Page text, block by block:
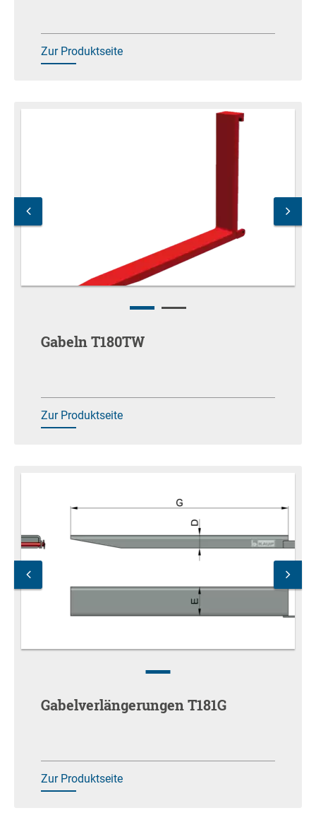
Zur Produktseite
Gabeln T180TW
Zur Produktseite
Gabelverlängerungen T181G
Zur Produktseite